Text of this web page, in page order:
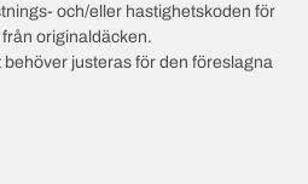
och/eller hastighetskoden för
originaldäcken.
justeras för den föreslagna